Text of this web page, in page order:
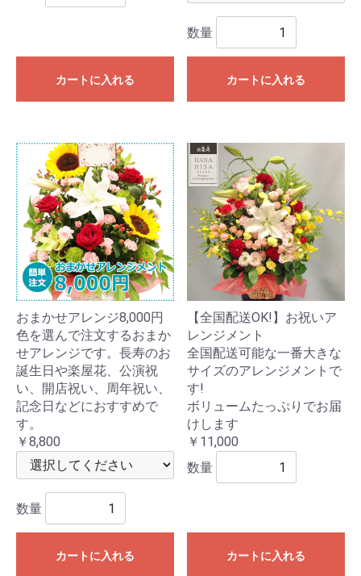
カートに入れる
数量
カートに入れる
おまかせアレンジ8,000円
色を選んで注文するおまか
せアレンジです。長寿のお
誕生日や楽屋花、公演祝
い、開店祝い、周年祝い、
記念日などにおすすめで
す。
￥8,800
数量
カートに入れる
【全国配送OK!】お祝いア
レンジメント
全国配送可能な一番大きな
サイズのアレンジメントで
す!
ボリュームたっぷりでお届
けします
￥11,000
数量
カートに入れる